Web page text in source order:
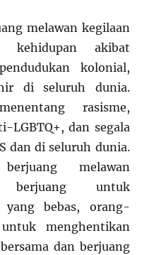
melawan kegilaan
kehidupan akibat
kolonial,
di seluruh dunia.
rasisme,
LGBTQ+, dan segala
dan di seluruh dunia.
melawan
berjuang untuk
yang bebas, orang-
menghentikan
dan berjuang